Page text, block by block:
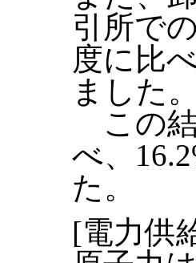
引所で
度に比
ました。
この結
べ、
た。
[電力供